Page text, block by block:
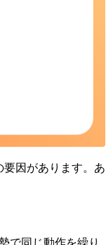
因があります。あ
で同じ動作を繰り